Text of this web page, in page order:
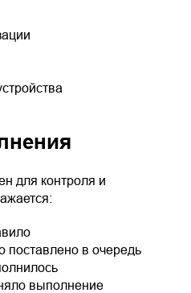
для контроля и
поставлено в очередь
выполнение